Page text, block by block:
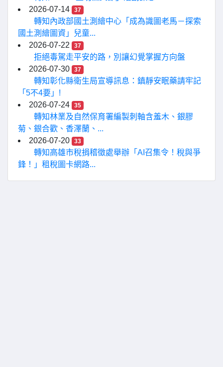
2026-07-14
37
轉知內政部國土測繪中心「成為識圖老馬－探索
國土測繪圖資」兒童...
2026-07-22
37
拒絕毒駕走平安的路，別讓幻覺掌握方向盤
2026-07-30
37
轉知彰化縣衛生局宣導訊息：鎮靜安眠藥請牢記
「5不4要」!
2026-07-24
35
轉知林業及自然保育署編製刺軸含羞木、銀膠
菊、銀合歡、香澤蘭、...
2026-07-20
33
轉知高雄市稅捐稽徵處舉辦「AI召集令！稅與爭
鋒！」租稅圖卡網路...